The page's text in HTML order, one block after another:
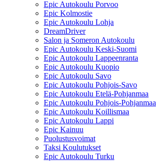
Epic Autokoulu Porvoo
Epic Kolmostie
Epic Autokoulu Lohja
DreamDriver
Salon ja Someron Autokoulu
Epic Autokoulu Keski-Suomi
Epic Autokoulu Lappeenranta
Epic Autokoulu Kuopio
Epic Autokoulu Savo
Epic Autokoulu Pohjois-Savo
Epic Autokoulu Etelä-Pohjanmaa
Epic Autokoulu Pohjois-Pohjanmaa
Epic Autokoulu Koillismaa
Epic Autokoulu Lappi
Epic Kainuu
Puolustusvoimat
Taksi Koulutukset
Epic Autokoulu Turku